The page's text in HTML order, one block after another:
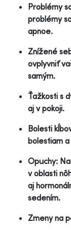
Problémy
problémy
apnoe.
Znížené
ovplyvniť
samým.
Ťažkosti s
aj v pokoji.
Bolesti
bolestiam
Opuchy:
v oblasti
aj
sedením.
Zmeny na